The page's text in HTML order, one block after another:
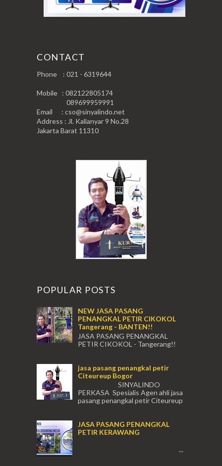
CONTACT
Phone : 021 - 6319644
Mobile : 082122805174
089699959991
Email : cso@sinyalindo.net
Address : Jl. Kalianyar 9 No.28
Jakarta Barat 11310
POPULAR POSTS
NEW JASA PASANG
PENANGKAL PETIR CIKOKOL
Tangerang - BANTEN!!
JASA PASANG PENANGKAL
PETIR CIKOKOL - Tangerang!!
CIKOKOL TANGERANG ...
jasa pasang penangkal petir
Citeureup Bogor
SINYALINDO
PERKASA Spesialis Agen ahli jasa
pasang penangkal petir Citeureup
JASA PASANG PENANGKAL
PETIR KERAWANG
...